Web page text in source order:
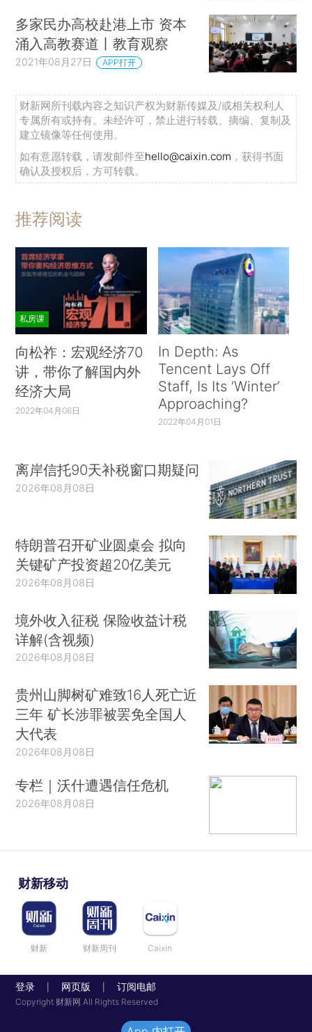
多家民办高校赴港上市 资本
涌入高教赛道丨教育观察
2021年08月27日 APP打开
财新网所刊载内容之知识产权为财新传媒及/或相关权利人
专属所有或持有。未经许可，禁止进行转载、摘编、复制及
建立镜像等任何使用。
如有意愿转载，请发邮件至hello@caixin.com ，获得书面
确认及授权后，方可转载。
推荐阅读
私房课
向松祚：宏观经济70
讲，带你了解国内外
经济大局
2022年04月06日
In Depth: As
Tencent Lays Off
Staff, Is Its ‘Winter’
Approaching?
2022年04月01日
离岸信托90天补税窗口期疑问
2026年08月08日
特朗普召开矿业圆桌会 拟向
关键矿产投资超20亿美元
2026年08月08日
境外收入征税 保险收益计税
详解(含视频)
2026年08月08日
贵州山脚树矿难致16人死亡近
三年 矿长涉罪被罢免全国人
大代表
2026年08月08日
专栏｜沃什遭遇信任危机
2026年08月08日
财新移动
财新 财新周刊 Caixin
登录 网页版 订阅电邮
Copyright 财新网 All Rights Reserved